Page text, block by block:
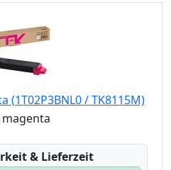
(1T02P3BNL0 / TK8115M)
magenta
& Lieferzeit